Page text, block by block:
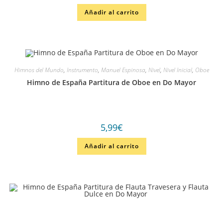
Añadir al carrito
Himnos del Mundo, Instrumento, Manuel Espinosa, Nivel, Nivel Inicial, Oboe
Himno de España Partitura de Oboe en Do Mayor
5,99€
Añadir al carrito